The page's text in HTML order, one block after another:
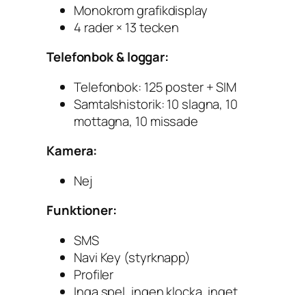
Monokrom grafikdisplay
4 rader × 13 tecken
Telefonbok & loggar:
Telefonbok: 125 poster + SIM
Samtalshistorik: 10 slagna, 10
mottagna, 10 missade
Kamera:
Nej
Funktioner:
SMS
Navi Key (styrknapp)
Profiler